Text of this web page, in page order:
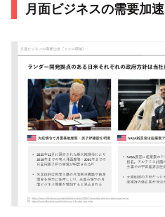
月面ビジネスの需要加速